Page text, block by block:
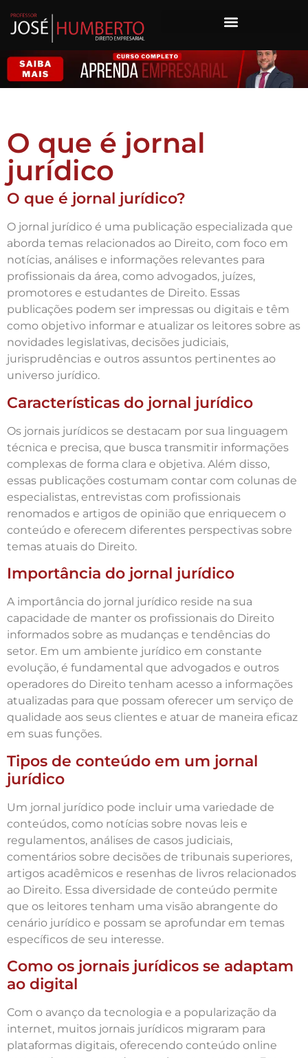
O que é jornal
jurídico
O que é jornal jurídico?
O jornal jurídico é uma publicação especializada que
aborda temas relacionados ao Direito, com foco em
notícias, análises e informações relevantes para
profissionais da área, como advogados, juízes,
promotores e estudantes de Direito. Essas
publicações podem ser impressas ou digitais e têm
como objetivo informar e atualizar os leitores sobre as
novidades legislativas, decisões judiciais,
jurisprudências e outros assuntos pertinentes ao
universo jurídico.
Características do jornal jurídico
Os jornais jurídicos se destacam por sua linguagem
técnica e precisa, que busca transmitir informações
complexas de forma clara e objetiva. Além disso,
essas publicações costumam contar com colunas de
especialistas, entrevistas com profissionais
renomados e artigos de opinião que enriquecem o
conteúdo e oferecem diferentes perspectivas sobre
temas atuais do Direito.
Importância do jornal jurídico
A importância do jornal jurídico reside na sua
capacidade de manter os profissionais do Direito
informados sobre as mudanças e tendências do
setor. Em um ambiente jurídico em constante
evolução, é fundamental que advogados e outros
operadores do Direito tenham acesso a informações
atualizadas para que possam oferecer um serviço de
qualidade aos seus clientes e atuar de maneira eficaz
em suas funções.
Tipos de conteúdo em um jornal
jurídico
Um jornal jurídico pode incluir uma variedade de
conteúdos, como notícias sobre novas leis e
regulamentos, análises de casos judiciais,
comentários sobre decisões de tribunais superiores,
artigos acadêmicos e resenhas de livros relacionados
ao Direito. Essa diversidade de conteúdo permite
que os leitores tenham uma visão abrangente do
cenário jurídico e possam se aprofundar em temas
específicos de seu interesse.
Como os jornais jurídicos se adaptam
ao digital
Com o avanço da tecnologia e a popularização da
internet, muitos jornais jurídicos migraram para
plataformas digitais, oferecendo conteúdo online